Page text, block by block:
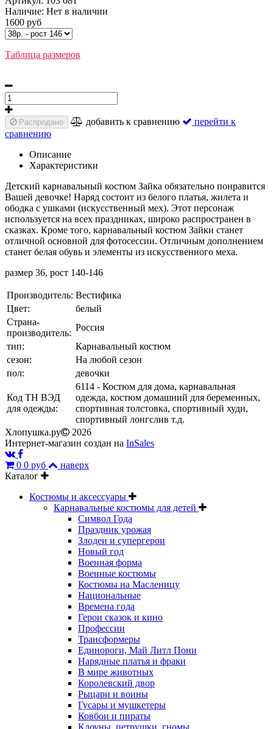
Наличие: Нет в наличии
1600 руб
Таблица размеров
Распродано добавить к сравнению
перейти к
сравнению
Описание
Характеристики
Детский карнавальный костюм Зайка обязательно понравится
Вашей девочке! Наряд состоит из белого платья, жилета и
ободка с ушками (искусственный мех). Этот персонаж
используется на всех праздниках, широко распространен в
сказках. Кроме того, карнавальный костюм Зайки станет
отличной основной для фотосессии. Отличным дополнением
станет белая обувь и элементы из искусственного меха.
размер 36, рост 140-146
Производитель: Вестифика
Цвет:
белый
Страна-
производитель:
Россия
тип:
Карнавальный костюм
сезон:
На любой сезон
пол:
девочки
Код ТН ВЭД
для одежды:
6114 - Костюм для дома, карнавальная
одежда, костюм домашний для беременных,
спортивная толстовка, спортивный худи,
спортивный лонгслив т.д.
Хлопушка.ру
2026
Интернет-магазин создан на InSales
0 0 руб
наверх
Каталог
Костюмы и аксессуары
Карнавальные костюмы для детей
Символ Года
Праздник урожая
Злодеи и супергерои
Новый год
Военная форма
Военные костюмы
Костюмы на Масленицу
Национальные
Времена года
Герои сказок и кино
Профессии
Трансформеры
Единороги, Май Литл Пони
Нарядные платья и фраки
В мире животных
Королевский двор
Рыцари и воины
Гусары и мушкетеры
Ковбои и пираты
Клоуны, петрушки, гномы